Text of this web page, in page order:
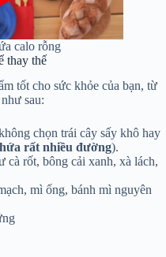
calo rỗng
thay thế
tốt cho sức khỏe của bạn, từ
sau:
chọn trái cây sấy khô hay
rất nhiều đường).
cà rốt, bông cải xanh, xà lách,
mì ống, bánh mì nguyên